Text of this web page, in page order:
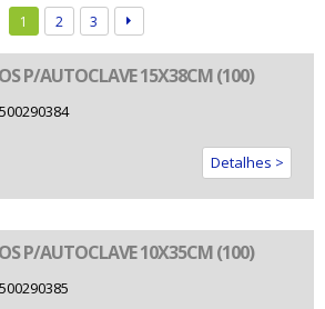
1 2 3
P/AUTOCLAVE 15X38CM (100)
500290384
Detalhes >
P/AUTOCLAVE 10X35CM (100)
500290385